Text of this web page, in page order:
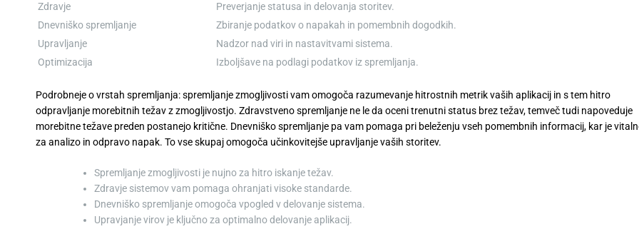
Zdravje
Preverjanje statusa in delovanja storitev.
Dnevniško spremljanje
Zbiranje podatkov o napakah in pomembnih dogodkih.
Upravljanje
Nadzor nad viri in nastavitvami sistema.
Optimizacija
Izboljšave na podlagi podatkov iz spremljanja.
Podrobneje o vrstah spremljanja: spremljanje zmogljivosti vam omogoča razumevanje hitrostnih metrik vaših aplikacij in s tem hitro
odpravljanje morebitnih težav z zmogljivostjo. Zdravstveno spremljanje ne le da oceni trenutni status brez težav, temveč tudi napoveduje
morebitne težave preden postanejo kritične. Dnevniško spremljanje pa vam pomaga pri beleženju vseh pomembnih informacij, kar je
za analizo in odpravo napak. To vse skupaj omogoča učinkovitejše upravljanje vaših storitev.
Spremljanje zmogljivosti je nujno za hitro iskanje težav.
Zdravje sistemov vam pomaga ohranjati visoke standarde.
Dnevniško spremljanje omogoča vpogled v delovanje sistema.
Upravjanje virov je ključno za optimalno delovanje aplikacij.